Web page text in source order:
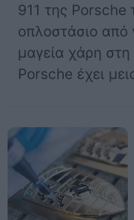
911 της Porsche
οπλοστάσιο από
μαγεία χάρη
Porsche έχει